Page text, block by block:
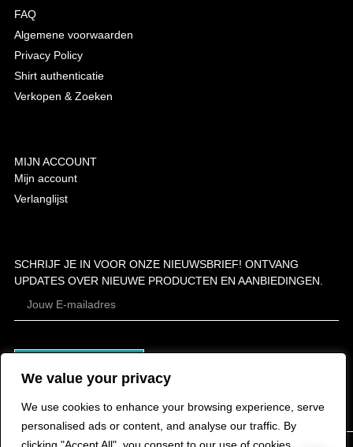
We value your privacy
We use cookies to enhance your browsing experience, serve
personalised ads or content, and analyse our traffic. By
FAQ
Algemene voorwaarden
Privacy Policy
Shirt authenticatie
Verkopen & Zoeken
MIJN ACCOUNT
Mijn account
Verlanglijst
SCHRIJF JE IN VOOR ONZE NIEUWSBRIEF! ONTVANG
UPDATES OVER NIEUWE PRODUCTEN EN AANBIEDINGEN.